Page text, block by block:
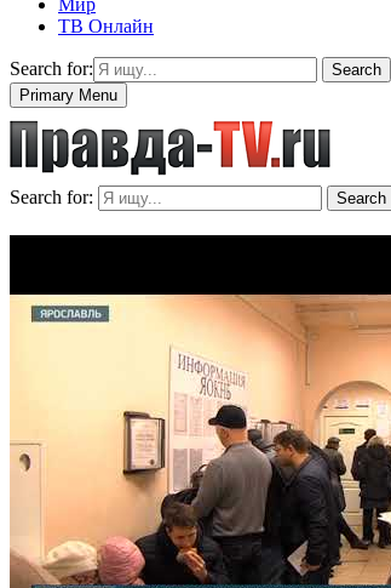
Мир
ТВ Онлайн
Search for:
Search
Primary Menu
Search for: Search